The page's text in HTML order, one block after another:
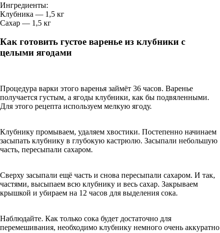
Ингредиенты:
Клубника — 1,5 кг
Сахар — 1,5 кг
Как готовить густое варенье из клубники с
целыми ягодами
Процедура варки этого варенья займёт 36 часов. Варенье
получается густым, а ягоды клубники, как бы подвяленными.
Для этого рецепта используем мелкую ягоду.
Клубнику промываем, удаляем хвостики. Постепенно начинаем
засыпать клубнику в глубокую кастрюлю. Засыпали небольшую
часть, пересыпали сахаром.
Сверху засыпали ещё часть и снова пересыпали сахаром. И так,
частями, высыпаем всю клубнику и весь сахар. Закрываем
крышкой и убираем на 12 часов для выделения сока.
Наблюдайте. Как только сока будет достаточно для
перемешивания, необходимо клубнику немного очень аккуратно